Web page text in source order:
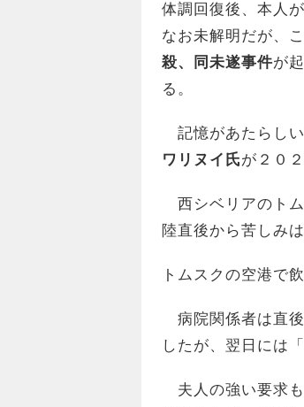
体調回復後、本人
なお未解明だが、
殺、同未遂事件が
る。
記憶があたらしい
ワリヌイ氏が２０
西シベリアのト
陸直後から苦しみ
トムスクの空港で
病院関係者は直
したが、翌日には
夫人の強い要求